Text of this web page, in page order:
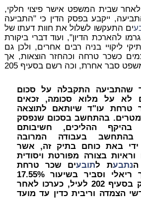
שבית המשפט אישר פיצוי חלקי,
ייקבע בפסק הדין כי "התביעה
ים התעקשו לשלול את חוות דעתו של
להארכת הדיון", ועוד דברי ביקורת
ליקויי בניה רבים אחרים, ולכן גם
כשכר טרחה וכהחזר הוצאות, אך
בסופו של יום - בית המשפט סבר אחרת, וכה רשם בסעיף 205
שהתביעה התקבלה על סכום
לא על מלוא סכומה, זכאים
טרחת עו"ד שיותאם לתוצאה
בהתחשב בסכום שנפסק
ההליכים, חשיבותם
בהתחשב בעבודה המרובה
באת כוחם בתיק זה, אשר
וראיות בצורה מפורטת ויסודית
הנתבעת לתובעים שכר טרחת
עו"וסבירד בסך ריאלי וסביר בשיעור 17.55%
מהסכום שנפסק בסעיף 202 לעיל, כערכו לאחר
הצמדה וריבית כדין עד מועד